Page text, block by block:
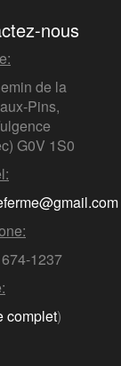
nous
de la
Pins,
G0V 1S0
1237
complet)